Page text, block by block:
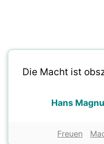
Die Macht ist
Hans
Freuen